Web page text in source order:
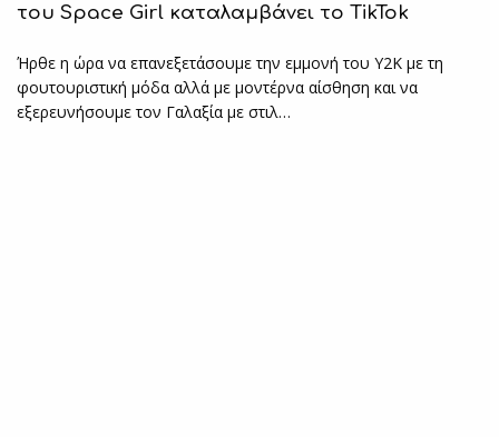
του Space Girl καταλαμβάνει το TikTok
Ήρθε η ώρα να επανεξετάσουμε την εμμονή του Y2K με τη
φουτουριστική μόδα αλλά με μοντέρνα αίσθηση και να
εξερευνήσουμε τον Γαλαξία με στιλ…